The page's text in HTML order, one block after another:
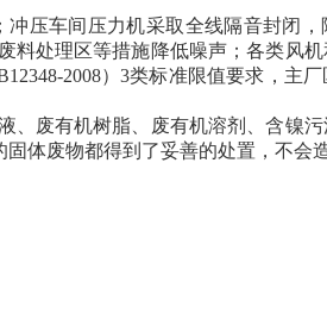
压车间压力机采取全线隔音封闭
料处理区等措施降低噪声；各类风
2008）3类标准限值要求，主
废有机树脂、废有机溶剂、含镍
体废物都得到了妥善的处置，不会